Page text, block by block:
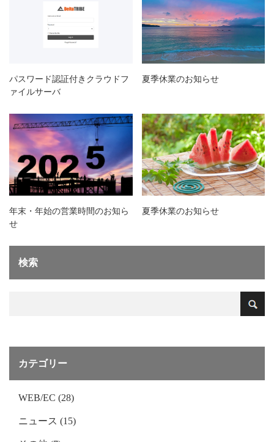
パスワード認証付きクラウドフ
ァイルサーバ
夏季休業のお知らせ
年末・年始の営業時間のお知ら
せ
夏季休業のお知らせ
検索
カテゴリー
WEB/EC (28)
ニュース (15)